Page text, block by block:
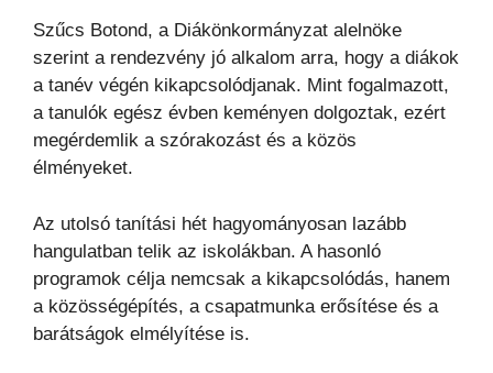
Szűcs Botond, a Diákönkormányzat alelnöke
szerint a rendezvény jó alkalom arra, hogy a diákok
a tanév végén kikapcsolódjanak. Mint fogalmazott,
a tanulók egész évben keményen dolgoztak, ezért
megérdemlik a szórakozást és a közös
élményeket.
Az utolsó tanítási hét hagyományosan lazább
hangulatban telik az iskolákban. A hasonló
programok célja nemcsak a kikapcsolódás, hanem
a közösségépítés, a csapatmunka erősítése és a
barátságok elmélyítése is.